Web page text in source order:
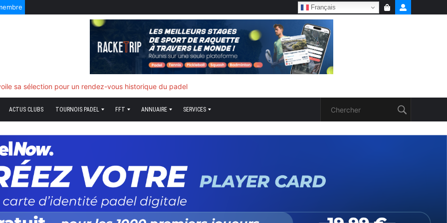
Français
tout bascule
ACTUS CLUBS TOURNOIS PADEL FFT ANNUAIRE SERVICES